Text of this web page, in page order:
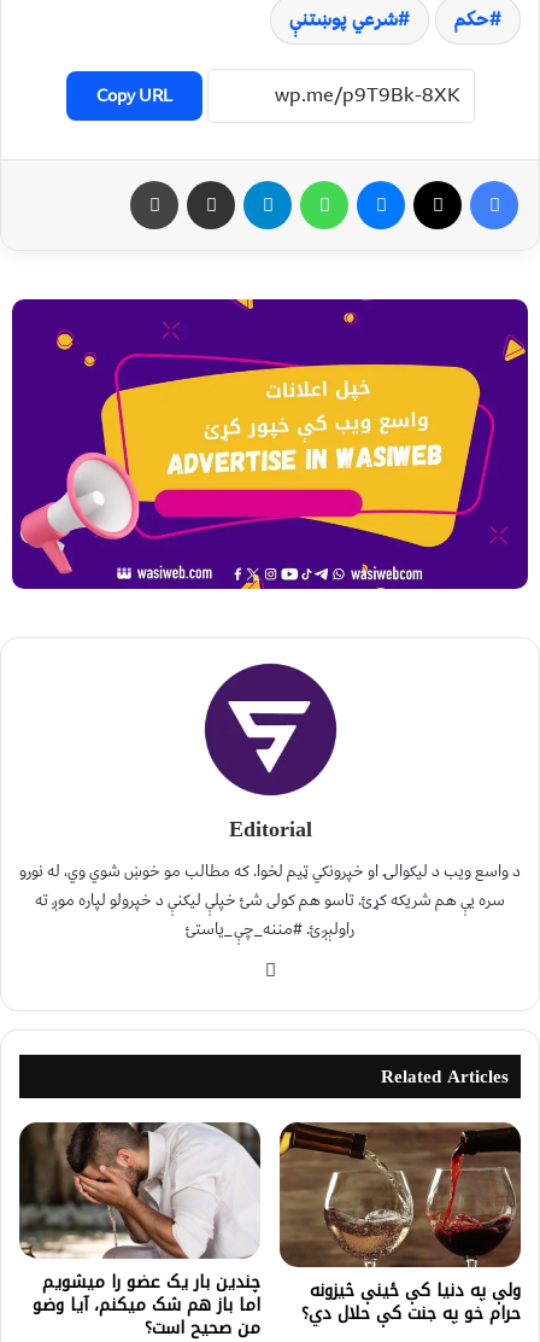
حکم شرعي پوښتنې
Copy URL
Editorial
د واسع ویب د لیکوالۍ او خپرونکي ټیم لخوا. که مطالب مو خوښ شوي وي، له نورو
سره یې هم شریکه کړئ. تاسو هم کولی شئ خپلې لیکنې د خپرولو لپاره موږ ته
راولېږئ. #مننه_چې_یاستئ
Related Articles
ولې په دنیا کې ځینې څیزونه
حرام خو په جنت کې حلال دي؟
چندین بار یک عضو را میشویم
اما باز هم شک میکنم، آیا وضو
من صحیح است؟